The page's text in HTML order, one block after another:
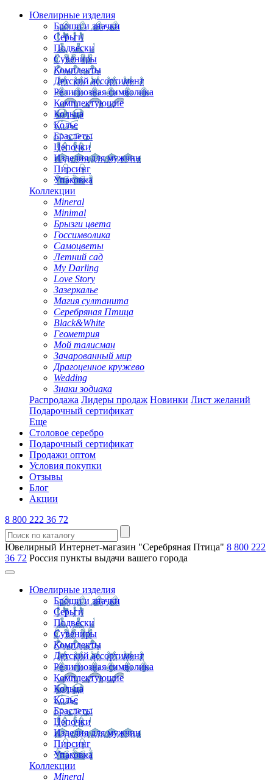
Ювелирные изделия
Броши и значки
Серьги
Подвески
Сувениры
Комплекты
Детский ассортимент
Религиозная символика
Комплектующие
Кольца
Колье
Браслеты
Цепочки
Изделия для мужчин
Пирсинг
Упаковка
Коллекции
Mineral
Minimal
Брызги цвета
Госсимволика
Самоцветы
Летний сад
My Darling
Love Story
Зазеркалье
Магия султанита
Серебряная Птица
Black&White
Геометрия
Мой талисман
Зачарованный мир
Драгоценное кружево
Wedding
Знаки зодиака
Распродажа Лидеры продаж Новинки Лист желаний
Подарочный сертификат
Еще
Столовое серебро
Подарочный сертификат
Продажи оптом
Условия покупки
Отзывы
Блог
Акции
8 800 222 36 72
Ювелирный Интернет-магазин "Серебряная Птица" 8 800 222
36 72 Россия пункты выдачи вашего города
Ювелирные изделия
Броши и значки
Серьги
Подвески
Сувениры
Комплекты
Детский ассортимент
Религиозная символика
Комплектующие
Кольца
Колье
Браслеты
Цепочки
Изделия для мужчин
Пирсинг
Упаковка
Коллекции
Mineral